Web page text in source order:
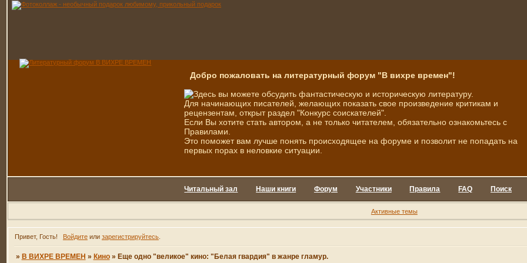
Добро пожаловать на литературный форум "В вихре времен"!
Здесь вы можете обсудить фантастическую и историческую литературу.
Для начинающих писателей, желающих показать свое произведение критикам и
рецензентам, открыт раздел "Конкурс соискателей".
Если Вы хотите стать автором, а не только читателем, обязательно ознакомьтесь с
Правилами.
Это поможет вам лучше понять происходящее на форуме и позволит не попадать на
первых порах в неловкие ситуации.
Читальный зал Наши книги Форум Участники Правила FAQ Поиск
Активные темы
Привет, Гость! Войдитеили зарегистрируйтесь.
» В ВИХРЕ ВРЕМЕН » Кино » Еще одно "великое" кино: "Белая гвардия" в жанре гламур.